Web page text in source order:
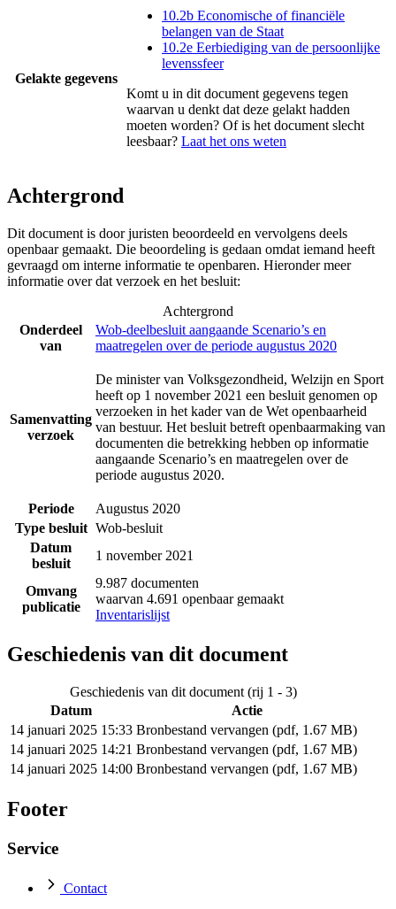
Gelakte gegevens
10.2b Economische of financiële
belangen van de Staat
10.2e Eerbiediging van de persoonlijke
levenssfeer
Komt u in dit document gegevens tegen
waarvan u denkt dat deze gelakt hadden
moeten worden? Of is het document slecht
leesbaar? Laat het ons weten
Achtergrond
Dit document is door juristen beoordeeld en vervolgens deels
openbaar gemaakt. Die beoordeling is gedaan omdat iemand heeft
gevraagd om interne informatie te openbaren. Hieronder meer
informatie over dat verzoek en het besluit:
Achtergrond
Onderdeel
van
Wob-deelbesluit aangaande Scenario’s en
maatregelen over de periode augustus 2020
Samenvatting
verzoek
De minister van Volksgezondheid, Welzijn en Sport
heeft op 1 november 2021 een besluit genomen op
verzoeken in het kader van de Wet openbaarheid
van bestuur. Het besluit betreft openbaarmaking van
documenten die betrekking hebben op informatie
aangaande Scenario’s en maatregelen over de
periode augustus 2020.
Periode
Augustus 2020
Type besluit Wob-besluit
Datum
besluit
1 november 2021
Omvang
publicatie
9.987 documenten
waarvan 4.691 openbaar gemaakt
Inventarislijst
Geschiedenis van dit document
Geschiedenis van dit document (rij 1 - 3)
Datum
Actie
14 januari 2025 15:33 Bronbestand vervangen (pdf, 1.67 MB)
14 januari 2025 14:21 Bronbestand vervangen (pdf, 1.67 MB)
14 januari 2025 14:00 Bronbestand vervangen (pdf, 1.67 MB)
Footer
Service
Contact